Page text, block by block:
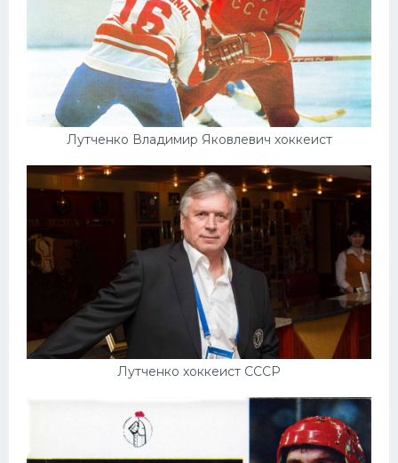
Лутченко Владимир Яковлевич хоккеист
Лутченко хоккеист СССР